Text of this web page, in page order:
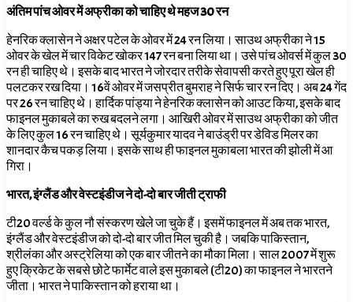
अंतिम पांच ओवर में अफ्रीका को चाहिए थे महज 30 रन
हेनरिक क्लासेन ने अक्षर पटेल के ओवर में 24 रन लिया। साउथ अफ्रीका ने 15
ओवर के खेल में चार विकेट खोकर 147 रन बना लिया था। उसे पांच ओवर्स में कुल 30
रन ही चाहिए थे। इसके बाद भारत ने जोरदार तरीके सेवापसी करते हुए पूरा खेल ही
पलटकर रख दिया। 16वें ओवर में जसप्रीत बुमराह ने सिर्फ चार रन दिए। अब 24 गेंद
पर 26 रन चाहिए थे। हार्दिक पांड्या ने हेनरिक क्लासेन को आउट किया, इसके बाद
फाइनल मुकाबले का रुख बदलने लगा। आखिरी ओवर में साउथ अफ्रीका को जीत
के लिए कुल 16 रन चाहिए थे। सूर्यकुमार यादव ने बाउंड्री पर डेविड मिलर का
शानदार कैच पकड़ लिया। इसके साथ ही फाइनल मुकाबला भारत की झोली में आ
गिरा।
भारत, इंग्लैंड और वेस्टइंडीज ने दो-दो बार जीती ट्राफी
टी20 वर्ल्ड के कुल नौ संस्करण खेले जा चुके हैं। इसमें फाइनल में अब तक भारत,
इंग्लैंड और वेस्टइंडीज को दो-दो बार जीत मिल चुकी है। जबकि पाकिस्तान,
श्रीलंका और अस्ट्रेलिया को एक बार जीतने का मौका मिला। साल 2007 में शुरू
हुए क्रिकेट के सबसे छोटे फार्मेट वाले इस मुकाबले (टी20) का फाइनल ने भारतने
जीता। भारत ने पाकिस्तान को हराया था।